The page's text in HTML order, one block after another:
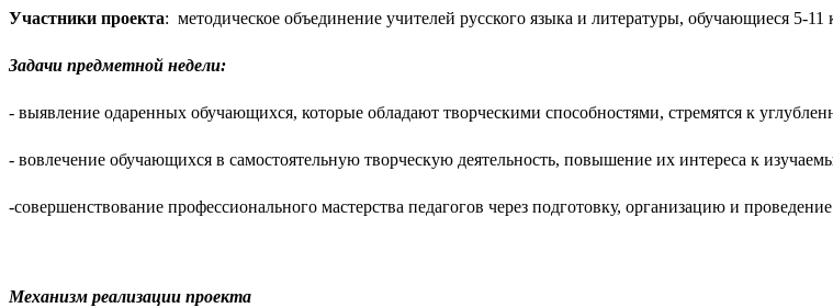
Участники проекта: методическое объединение учителей русского языка и литературы, обучающиеся 5-11
Задачи предметной недели:
- выявление одаренных обучающихся, которые обладают творческими способностями, стремятся к
- вовлечение обучающихся в самостоятельную творческую деятельность, повышение их интереса к
-совершенствование профессионального мастерства педагогов через подготовку, организацию и
Механизм реализации проекта